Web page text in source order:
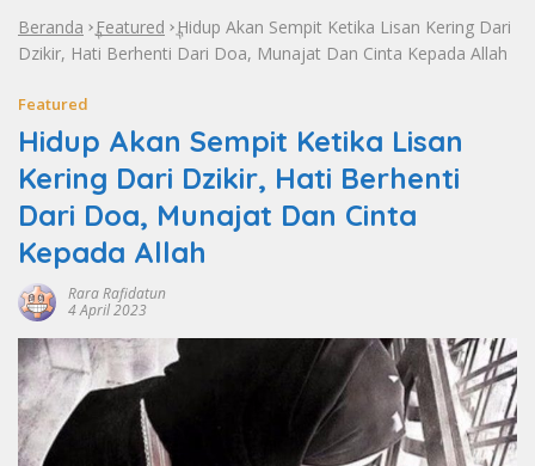
Beranda »Featured »Hidup Akan Sempit Ketika Lisan Kering Dari
Dzikir, Hati Berhenti Dari Doa, Munajat Dan Cinta Kepada Allah
Featured
Hidup Akan Sempit Ketika Lisan
Kering Dari Dzikir, Hati Berhenti
Dari Doa, Munajat Dan Cinta
Kepada Allah
Rara Rafidatun
4 April 2023